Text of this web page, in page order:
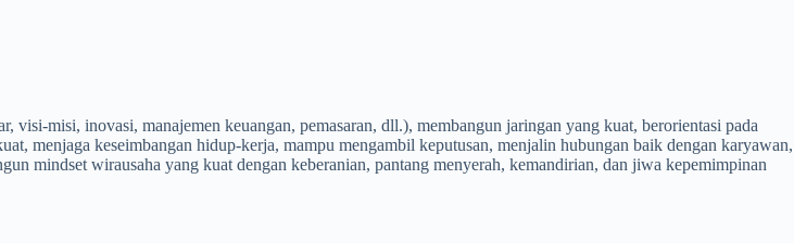
misi, inovasi, manajemen keuangan, pemasaran, dll.), membangun jaringan yang kuat, berorientasi pada
menjaga keseimbangan hidup-kerja, mampu mengambil keputusan, menjalin hubungan baik dengan karyawan,
mindset wirausaha yang kuat dengan keberanian, pantang menyerah, kemandirian, dan jiwa kepemimpinan